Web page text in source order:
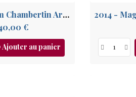
2011 - Magnum Chambertin Armand Rousseau GC
€
Ajouter au panier